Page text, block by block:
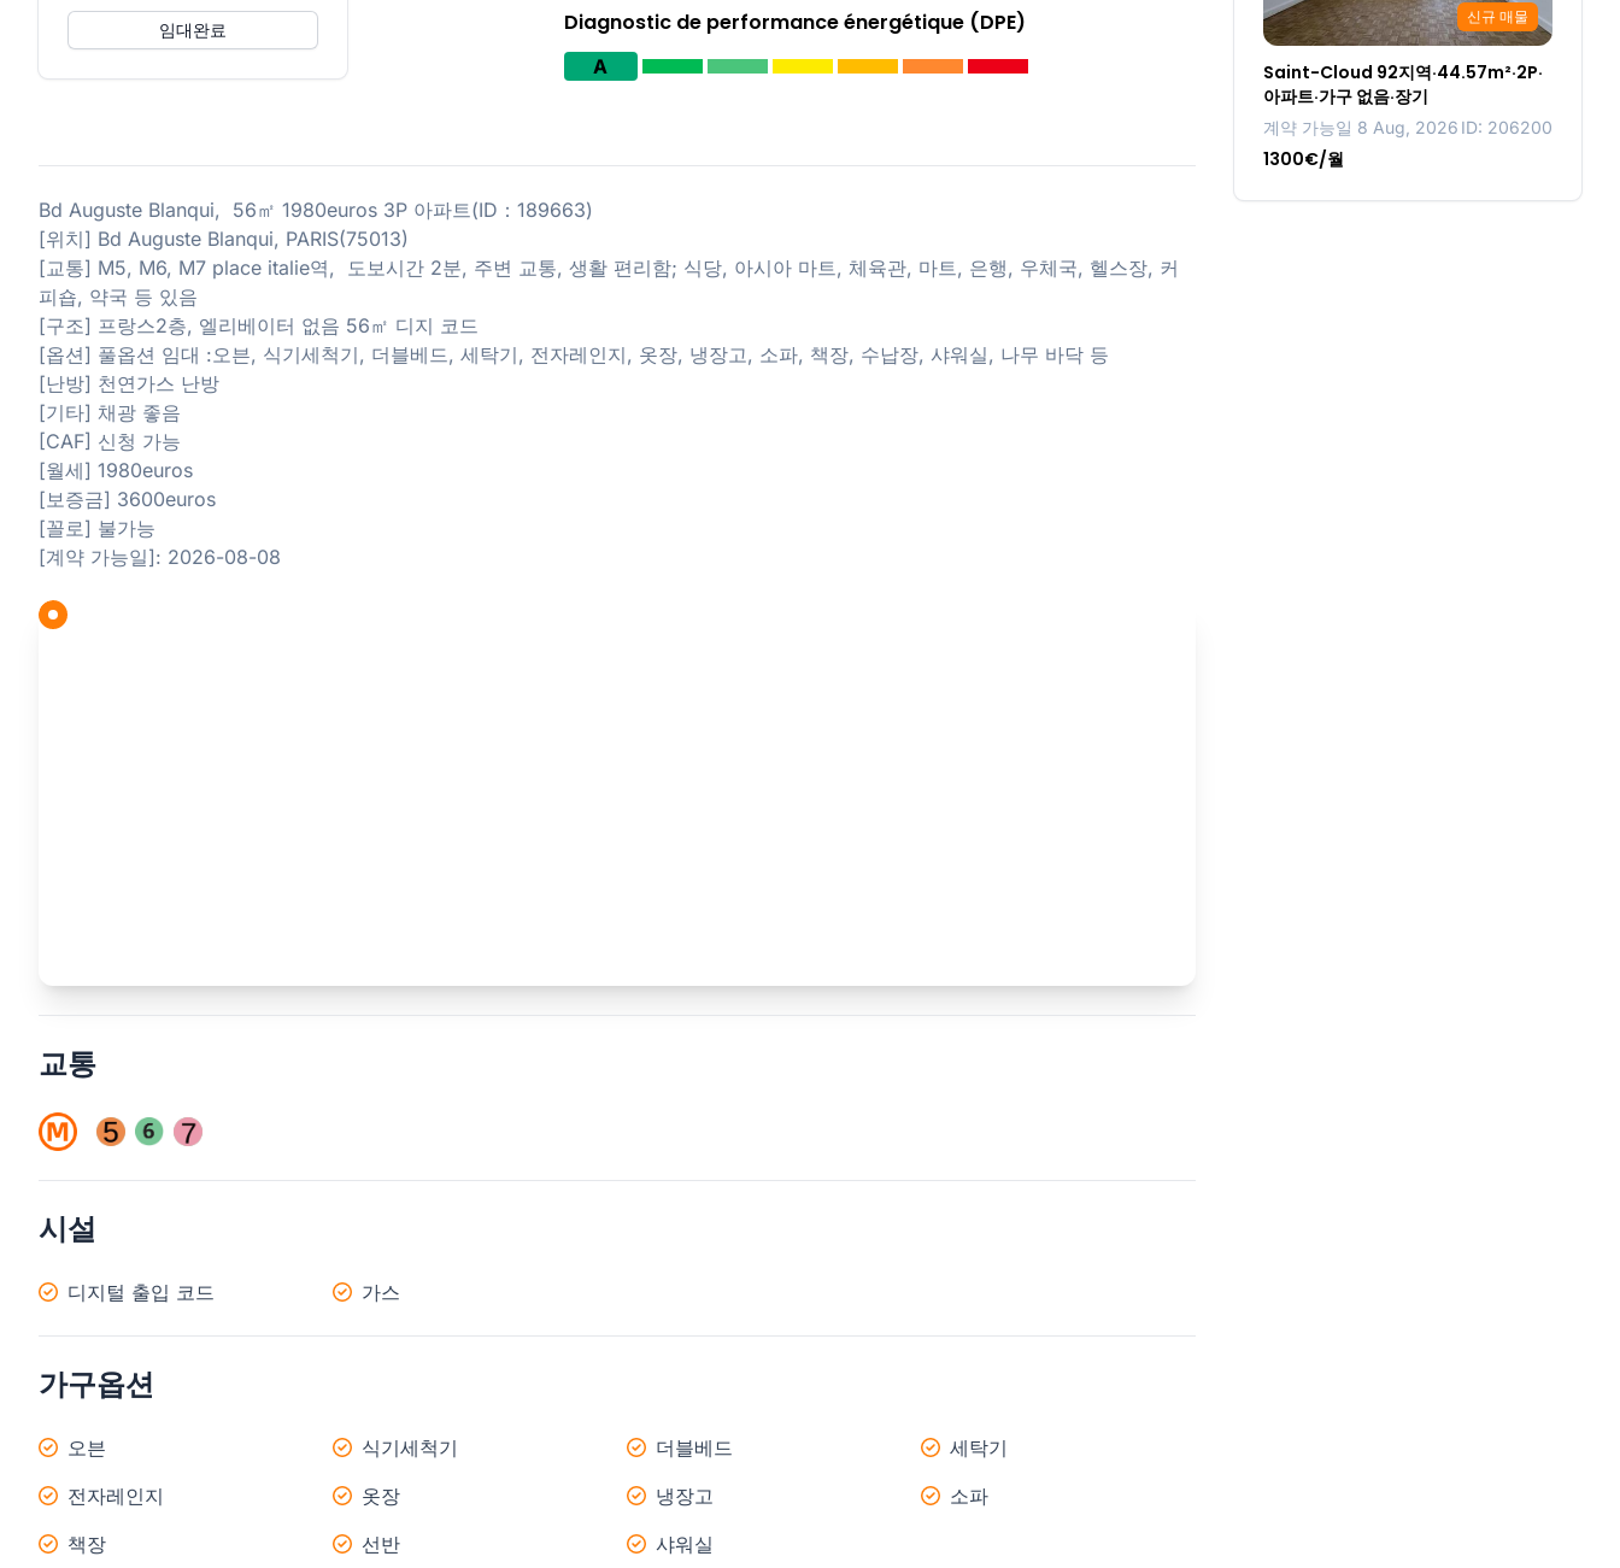
임대완료
Diagnostic de performance énergétique (DPE)
A
Bd Auguste Blanqui, 56㎡ 1980euros 3P 아파트(ID：189663)
[위치] Bd Auguste Blanqui, PARIS(75013)
[교통] M5, M6, M7 place italie역, 도보시간 2분, 주변 교통, 생활 편리함; 식당, 아시아 마트, 체육관, 마트, 은행, 우체국, 헬스장, 커
피숍, 약국 등 있음
[구조] 프랑스2층, 엘리베이터 없음 56㎡ 디지 코드
[옵션] 풀옵션 임대 :오븐, 식기세척기, 더블베드, 세탁기, 전자레인지, 옷장, 냉장고, 소파, 책장, 수납장, 샤워실, 나무 바닥 등
[난방] 천연가스 난방
[기타] 채광 좋음
[CAF] 신청 가능
[월세] 1980euros
[보증금] 3600euros
[꼴로] 불가능
[계약 가능일]: 2026-08-08
교통
시설
디지털 출입 코드 가스
가구옵션
오븐 식기세척기 더블베드
세탁기
전자레인지
옷장 냉장고
소파
책장
선반 샤워실
신규 매물
Saint-Cloud 92지역·44.57m²·2P·
아파트·가구 없음·장기
계약 가능일 8 Aug, 2026 ID: 206200
1300€/월